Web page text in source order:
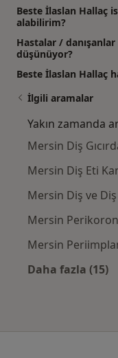
Beste İlaslan Hallaç
alabilirim?
Hastalar /
düşünüyor?
Beste İlaslan Hallaç
İlgili aramalar
Yakın zamanda
Mersin Diş
Mersin Diş Eti
Mersin Diş ve
Mersin
Mersin
Daha fazla (15)